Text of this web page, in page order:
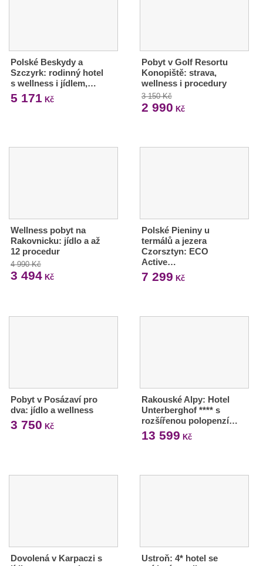
Polské Beskydy a
Szczyrk: rodinný hotel
s wellness i jídlem,…
5 171 Kč
Pobyt v Golf Resortu
Konopiště: strava,
wellness i procedury
3 150 Kč
2 990 Kč
Wellness pobyt na
Rakovnicku: jídlo a až
12 procedur
4 990 Kč
3 494 Kč
Polské Pieniny u
termálů a jezera
Czorsztyn: ECO
Active…
7 299 Kč
Pobyt v Posázaví pro
dva: jídlo a wellness
3 750 Kč
Rakouské Alpy: Hotel
Unterberghof **** s
rozšířenou polopenzí…
13 599 Kč
Dovolená v Karpaczi s
Ustroň: 4* hotel se